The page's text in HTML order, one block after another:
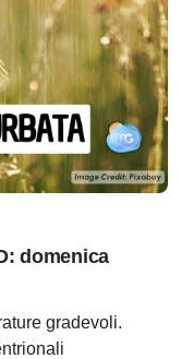
domenica
gradevoli.